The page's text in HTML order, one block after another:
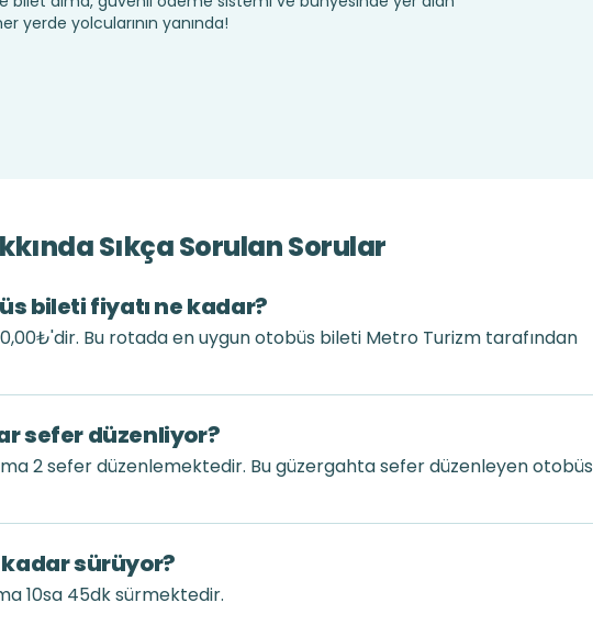
yerde yolcularının yanında!
Sıkça Sorulan Sorular
bileti fiyatı ne kadar?
Bu rotada en uygun otobüs bileti Metro Turizm tarafından
sefer düzenliyor?
2 sefer düzenlemektedir. Bu güzergahta sefer düzenleyen otobüs
sürüyor?
10sa 45dk sürmektedir.